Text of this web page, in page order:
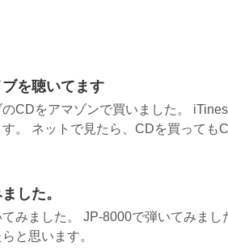
を聴いてます
CDをアマゾンで買いました。
。 ネットで見たら、CDを買っても
した。
みました。 JP-8000で弾いてみまし
と思います。